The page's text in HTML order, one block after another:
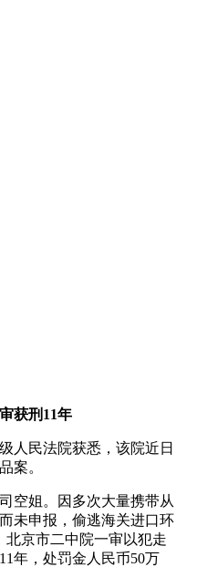
获刑11年
人民法院获悉，该院近日
案。
空姐。因多次大量携带从
未申报，偷逃海关进口环
北京市二中院一审以犯走
年，处罚金人民币50万